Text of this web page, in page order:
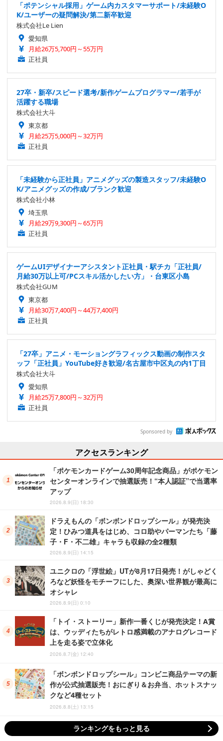
「ポテンシャル採用」ゲーム内カスタマーサポート/未経験O
K/ユーザーの疑問解決/第二新卒歓迎
株式会社Le Lien
愛知県
月給26万5,700円～55万円
正社員
27卒・新卒/スピード選考/新作ゲームプログラマー/若手が
活躍する職場
株式会社大斗
東京都
月給25万5,000円～32万円
正社員
「未経験から正社員」アニメグッズの製造スタッフ/未経験O
K/アニメグッズの作成/ブランク歓迎
株式会社小林
埼玉県
月給29万9,300円～65万円
正社員
ゲームUIデザイナーアシスタント正社員・駅チカ「正社員/
月給30万以上可/PCスキル活かしたい方」・台東区小島
株式会社GUM
東京都
月給30万7,400円～44万7,400円
正社員
「27卒」アニメ・モーショングラフィックス動画の制作スタ
ッフ「正社員」YouTube好き歓迎/名古屋市中区丸の内1丁目
株式会社大斗
愛知県
月給25万7,800円～32万円
正社員
Sponsored by
アクセスランキング
「ポケモンカードゲーム30周年記念商品」がポケモン
センターオンラインで抽選販売！“本人認証”で当選率
アップ
2026.8.9(日) 18:30
ドラえもんの「ボンボンドロップシール」が発売決
定！ひみつ道具をはじめ、コロ助やパーマンたち「藤
子・F・不二雄」キャラも収録の全2種類
2026.8.9(日) 14:15
ユニクロの「浮世絵」UTが8月17日発売！がしゃどく
ろなど妖怪をモチーフにした、奥深い世界観が最高に
オシャレ
2026.8.9(日) 0:10
「トイ・ストーリー」新作一番くじが発売決定！A賞
は、ウッディたちがレトロ感満載のアナログレコード
上を走る姿で立体化
2026.8.7(金) 12:40
「ボンボンドロップシール」コンビニ商品テーマの新
作が公式抽選販売！おにぎり＆お弁当、ホットスナッ
クなど4種セット
2026.8.8(土) 13:15
ランキングをもっと見る